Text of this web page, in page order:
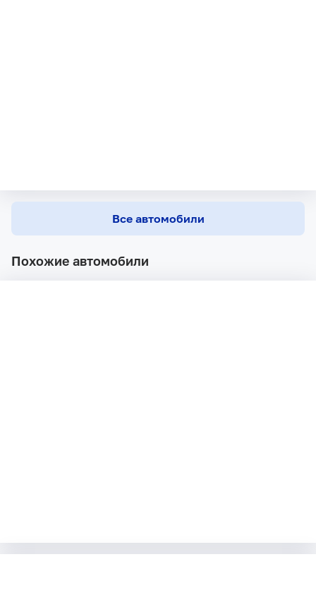
Все автомобили
Похожие автомобили